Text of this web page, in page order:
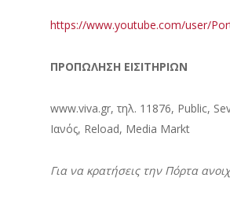
https://www.youtube.com/user/
ΠΡΟΠΩΛΗΣΗ ΕΙΣΙΤΗΡΙΩΝ
www.viva.gr, τηλ. 11876, Public,
Ιανός, Reload, Media Markt
Για να κρατήσεις την Πόρτα